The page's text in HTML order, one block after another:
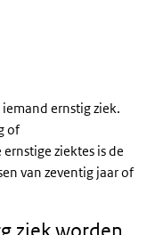
ernstig ziek.
of
ziektes is de
van zeventig jaar of
ziek worden